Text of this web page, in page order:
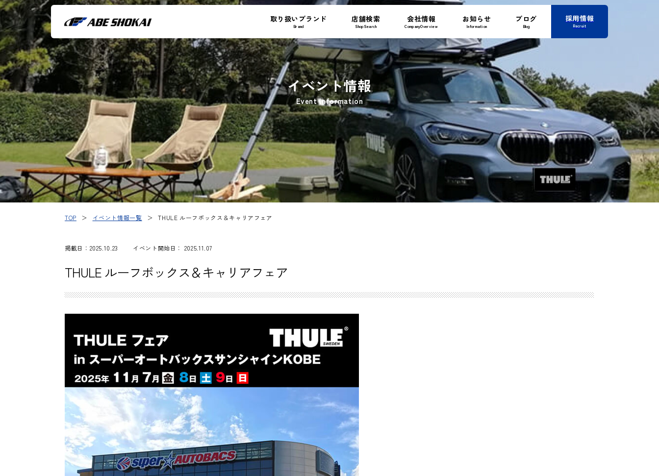
取り扱いブランド
Brand
店舗検索
ShopSearch
会社情報
CompanyOverview
お知らせ
Information
ブログ
Blog
採用情報
Recruit
イベント情報
Event Information
TOP ＞ イベント情報一覧 ＞ THULE ルーフボックス＆キャリアフェア
掲載日：2025.10.23 イベント開始日： 2025.11.07
THULE ルーフボックス＆キャリアフェア